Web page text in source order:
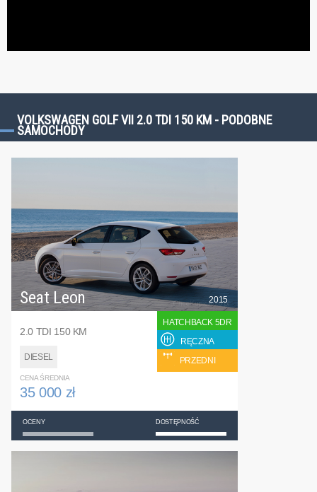
VOLKSWAGEN GOLF VII 2.0 TDI 150 KM - PODOBNE
SAMOCHODY
Seat Leon
2.0 TDI 150 KM
DIESEL
2015
HATCHBACK 5DR
RĘCZNA
PRZEDNI
CENA ŚREDNIA
35 000 zł
OCENY DOSTĘPNOŚĆ